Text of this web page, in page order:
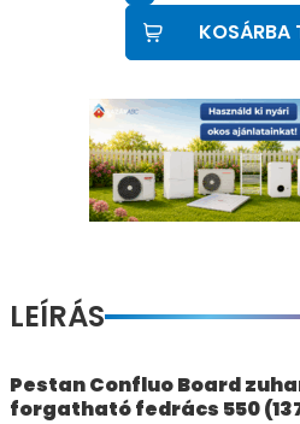
KOSÁRBA
LEÍRÁS
Pestan Confluo Board
forgatható fedrács 550